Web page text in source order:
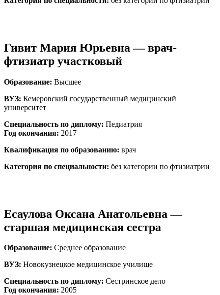
Гивит Мария Юрьевна — врач-
фтизиатр участковый
Образование: Высшее
ВУЗ: Кемеровский государственный медицинский
университет
Специальность по диплому: Педиатрия
Год окончания: 2017
Квалификация по образованию: врач
Категория по специальности: без категории по фтизиатрии
Есаулова Оксана Анатольевна —
старшая медицинская сестра
Образование: Среднее образование
ВУЗ: Новокузнецкое медицинское училище
Специальность по диплому: Сестринское дело
Год окончания: 2005